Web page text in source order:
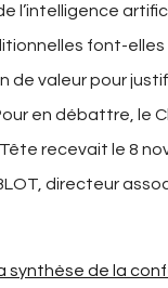
l’intelligence
font-elles
de valeur pour
en débattre, le
recevait le 8
directeur
synthèse de la